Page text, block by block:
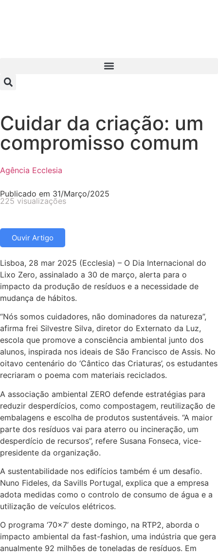
Cuidar da criação: um
compromisso comum
Agência Ecclesia
Publicado em 31/Março/2025
225 visualizações
Ouvir Artigo
Lisboa, 28 mar 2025 (Ecclesia) – O Dia Internacional do
Lixo Zero, assinalado a 30 de março, alerta para o
impacto da produção de resíduos e a necessidade de
mudança de hábitos.
“Nós somos cuidadores, não dominadores da natureza”,
afirma frei Silvestre Silva, diretor do Externato da Luz,
escola que promove a consciência ambiental junto dos
alunos, inspirada nos ideais de São Francisco de Assis. No
oitavo centenário do ‘Cântico das Criaturas’, os estudantes
recriaram o poema com materiais reciclados.
A associação ambiental ZERO defende estratégias para
reduzir desperdícios, como compostagem, reutilização de
embalagens e escolha de produtos sustentáveis. “A maior
parte dos resíduos vai para aterro ou incineração, um
desperdício de recursos”, refere Susana Fonseca, vice-
presidente da organização.
A sustentabilidade nos edifícios também é um desafio.
Nuno Fideles, da Savills Portugal, explica que a empresa
adota medidas como o controlo de consumo de água e a
utilização de veículos elétricos.
O programa ‘70×7’ deste domingo, na RTP2, aborda o
impacto ambiental da fast-fashion, uma indústria que gera
anualmente 92 milhões de toneladas de resíduos. Em